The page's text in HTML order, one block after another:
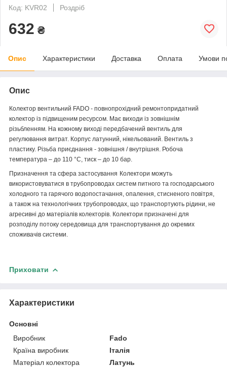
Код: KVR02
Роздріб
632 ₴
Опис Характеристики Доставка Оплата Умови
Опис
Колектор вентильний FADO - повнопрохідний ремонтопридатний
колектор із підвищеним ресурсом. Має виходи із зовнішнім
різьбленням. На кожному виході передбачений вентиль для
регулювання витрат. Корпус латунний, нікельований. Вентиль з
пластику. Різьба приєднання - зовнішня / внутрішня. Робоча
температура – до 110 °С, тиск – до 10 бар.
Призначення та сфера застосування Колектори можуть
використовуватися в трубопроводах систем питного та господарського
холодного та гарячого водопостачання, опалення, стисненого повітря,
а також на технологічних трубопроводах, що транспортують рідини, не
агресивні до матеріалів колекторів. Колектори призначені для
розподілу потоку середовища для транспортування до окремих
споживачів системи.
Приховати
Характеристики
Основні
Виробник
Fado
Країна виробник
Італія
Матеріал колектора
Латунь